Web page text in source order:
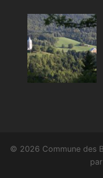
© 2026 Commune des
par